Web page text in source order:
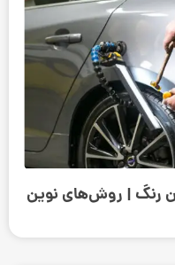
رنگ | روش‌های نوین